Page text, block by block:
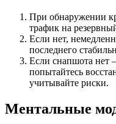
При обнаружении
трафик на
Если нет,
последнего
Если снапшота нет
попытайтесь
учитывайте риски.
Ментальные